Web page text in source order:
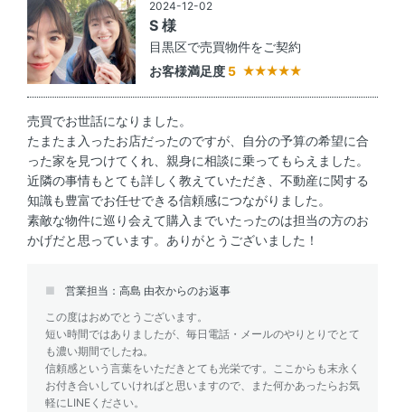
2024-12-02
S 様
目黒区で売買物件をご契約
お客様満足度 5
売買でお世話になりました。
たまたま入ったお店だったのですが、自分の予算の希望に合
った家を見つけてくれ、親身に相談に乗ってもらえました。
近隣の事情もとても詳しく教えていただき、不動産に関する
知識も豊富でお任せできる信頼感につながりました。
素敵な物件に巡り会えて購入までいたったのは担当の方のお
かげだと思っています。ありがとうございました！
営業担当：高島 由衣からのお返事
この度はおめでとうございます。
短い時間ではありましたが、毎日電話・メールのやりとりでとて
も濃い期間でしたね。
信頼感という言葉をいただきとても光栄です。ここからも末永く
お付き合いしていければと思いますので、また何かあったらお気
軽にLINEください。